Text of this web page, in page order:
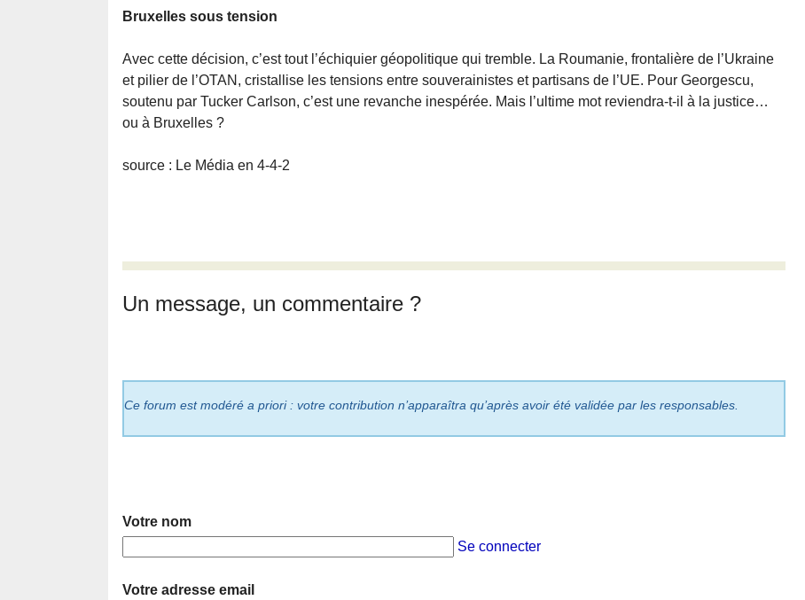
Bruxelles sous tension
Avec cette décision, c’est tout l’échiquier géopolitique qui tremble. La Roumanie, frontalière de l’Ukraine
et pilier de l’OTAN, cristallise les tensions entre souverainistes et partisans de l’UE. Pour Georgescu,
soutenu par Tucker Carlson, c’est une revanche inespérée. Mais l’ultime mot reviendra-t-il à la justice…
ou à Bruxelles ?
source : Le Média en 4-4-2
Un message, un commentaire ?
Ce forum est modéré a priori : votre contribution n’apparaîtra qu’après avoir été validée par les responsables.
Votre nom
Se connecter
Votre adresse email